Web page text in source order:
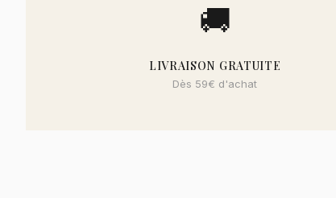
🚚
LIVRAISON GRATUITE
Dès 59€ d'achat